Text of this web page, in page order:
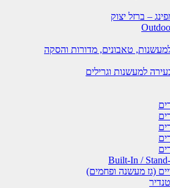
– ברזל יצוק
טאבונים, מדורות והסקה
למעשנות וגרילים
(גז מעשנה ופחמים)